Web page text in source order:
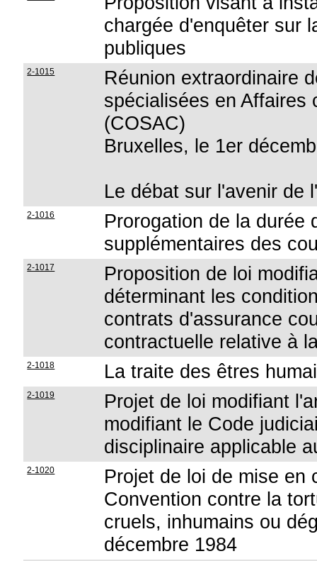
chargée d'enquêter sur
publiques
2-1015
Réunion extraordinaire
spécialisées en Affaires
(COSAC)
Bruxelles, le 1er
Le débat sur l'avenir de
2-1016
Prorogation de la durée
supplémentaires des
2-1017
Proposition de loi
déterminant les
contrats d'assurance
contractuelle relative à
2-1018 La traite des êtres
2-1019
Projet de loi modifiant
modifiant le Code
disciplinaire applicable
2-1020
Projet de loi de mise en
Convention contre la
cruels, inhumains ou
décembre 1984